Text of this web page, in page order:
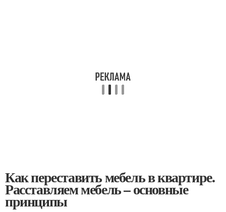
Как переставить мебель в квартире.
Расставляем мебель – основные
принципы